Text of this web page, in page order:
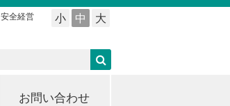
小 中 大
安全経営
お問い合わせ